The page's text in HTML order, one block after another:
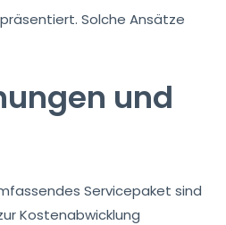
Solche Ansätze
und
Servicepaket sind
Kostenabwicklung